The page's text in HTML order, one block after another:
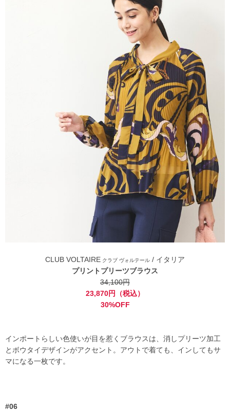
CLUB VOLTAIRE クラブ ヴォルテール / イタリア
プリントプリーツブラウス
34,100円
23,870円（税込）
30%OFF
インポートらしい色使いが目を惹くブラウスは、消しプリーツ加工
とボウタイデザインがアクセント。アウトで着ても、インしてもサ
マになる一枚です。
#06